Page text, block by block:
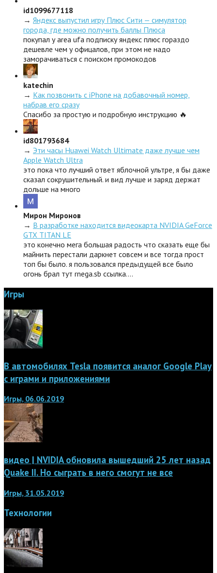
id1099677118
→ Яндекс выпустил игру Плюс Сити — симулятор
города, где можно получить баллы Плюса
покупал у area ufa подписку яндекс плюс гораздо
дешевле чем у офицалов, при этом не надо
заморачиваться с поиском промокодов
katechin
→ Как позвонить с iPhone на добавочный номер,
набрав его сразу
Спасибо за простую и подробную инструкцию 🔥
id801793684
→ Эти часы Huawei Watch Ultimate даже лучше чем
Apple Watch Ultra
это пока что лучший ответ яблочной ультре, я бы даже
сказал сокрушительный. и вид лучше и заряд держат
дольше на много
Мирон Миронов
→ В разработке находится видеокарта NVIDIA GeForce
GTX TITAN LE
это конечно мега большая радость что сказать еще бы
майнить перестали даркнет совсем и все тогда прост
топ бы было. я пользовался предыдущей все было
огонь брал тут rnega.sb ссылка.…
Игры
В автомобилях Tesla появится аналог Google Play
с играми и приложениями
Игры, 06.06.2019
видео | NVIDIA обновила вышедший 25 лет назад
Quake II. Но сыграть в него смогут не все
Игры, 31.05.2019
Технологии